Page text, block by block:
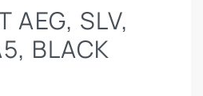
SLV,
BLACK